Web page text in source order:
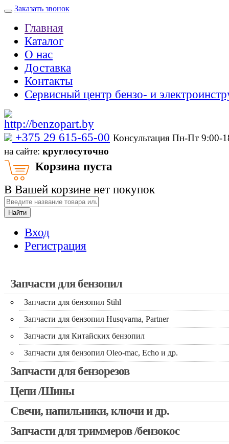
Заказать звонок
Главная
Каталог
О нас
Доставка
Контакты
Сервисный центр бензо- и
‎+375 29 615-65-00 Консультация Пн-Пт 9:00-
на сайте: круглосуточно
Корзина пуста
В Вашей корзине нет покупок
Найти
Вход
Регистрация
Запчасти для бензопил
Запчасти для бензопил Stihl
Запчасти для бензопил Husqvarna, Partner
Запчасти для Китайских бензопил
Запчасти для бензопил Oleo-mac, Echo и др.
Запчасти для бензорезов
Цепи /Шины
Свечи, напильники, ключи и др.
Запчасти для триммеров /бензокос